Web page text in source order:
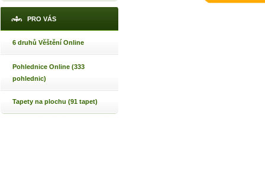
PRO VÁS
6 druhů Věštění Online
Pohlednice Online (333
pohlednic)
Tapety na plochu (91 tapet)